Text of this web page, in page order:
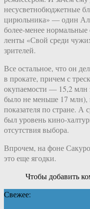
несусветнобюджетные
цирюльника» — один
более-менее
ленты «Свой среди
зрителей.
Все остальное, что он
в прокате, причем с
окупаемости — 15,2 млн
было не меньше 17 млн),
показателя по стране.
был уровень кино-
отсутствия выбора.
Впрочем, на фоне
это еще ягодки.
Чтобы добавить
Свежее: